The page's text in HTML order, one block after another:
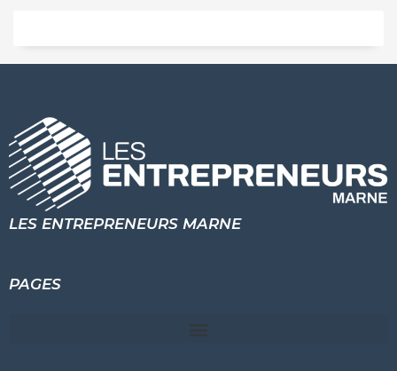
LES ENTREPRENEURS MARNE
PAGES